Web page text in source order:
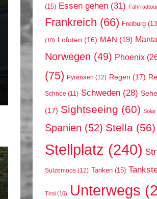
(15) Essen gehen (31)
Frankreich (66) Freiburg
(10) Lofoten (16) MAN (19)
Norwegen (49) Phoenix
(75) Pyrenäen (12) Regen (17)
Schnee (11) Schweden (28)
(17) Sightseeing (60) Solar
Spanien (52) Stella (56)
Stellplatz (240)
Sulzemoos (12) Tanken (15)
Tirol (10) Unterwegs